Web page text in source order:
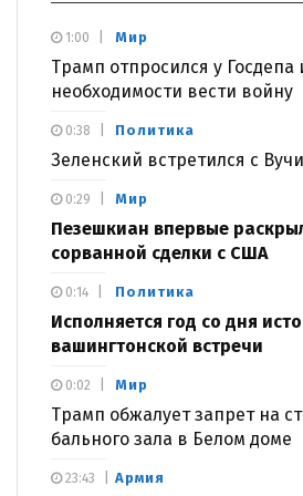
Мир
Трамп отпросился у Госдепа
необходимости вести войну
1:00
Политика
Зеленский встретился с
0:38
Мир
Пезешкиан впервые
сорванной сделки с США
0:29
Политика
Исполняется год со дня
вашингтонской встречи
0:14
Мир
Трамп обжалует запрет на
бального зала в Белом доме
0:02
Армия
23:43